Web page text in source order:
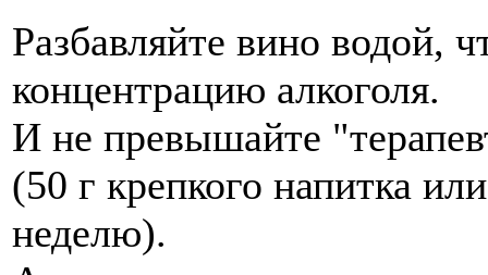
Разбавляйте вино водой,
концентрацию алкоголя.
И не превышайте
(50 г крепкого напитка
неделю).